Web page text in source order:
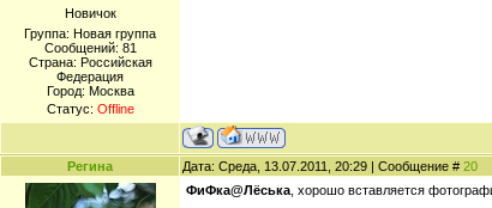
Новичок
Группа: Новая группа
Сообщений: 81
Страна: Российская
Федерация
Город: Москва
Статус: Offline
Регина Дата: Среда, 13.07.2011, 20:29 | Сообщение # 20
ФиФка@Лёська , хорошо вставляется